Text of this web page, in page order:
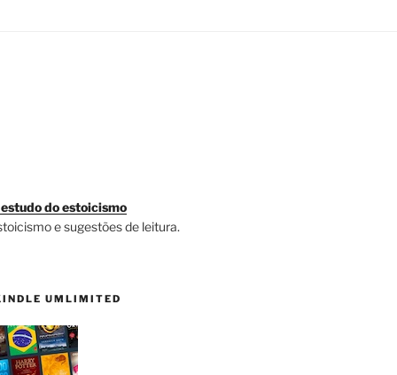
do estoicismo
e sugestões de leitura.
UMLIMITED